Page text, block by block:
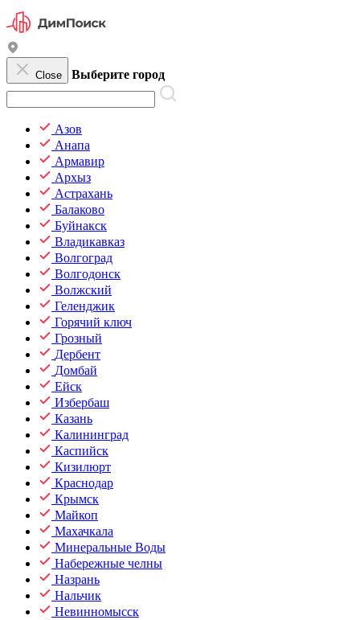
Close Выберите город
Азов
Анапа
Армавир
Архыз
Астрахань
Балаково
Буйнакск
Владикавказ
Волгоград
Волгодонск
Волжский
Геленджик
Горячий ключ
Грозный
Дербент
Домбай
Ейск
Избербаш
Казань
Калининград
Каспийск
Кизилюрт
Краснодар
Крымск
Майкоп
Махачкала
Минеральные Воды
Набережные челны
Назрань
Нальчик
Невинномысск